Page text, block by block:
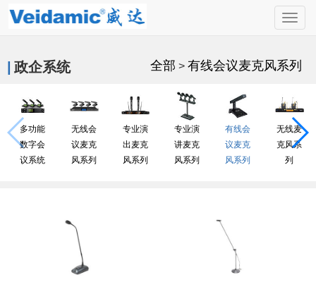
政企系统 全部 > 有线会议麦克风系列
多功能
数字会
议系统
无线会
议麦克
风系列
专业演
出麦克
风系列
专业演
讲麦克
风系列
有线会
议麦克
风系列
无线麦
克风系
列